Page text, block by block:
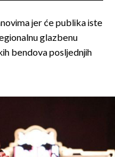
jer će publika iste
glazbenu
bendova posljednjih